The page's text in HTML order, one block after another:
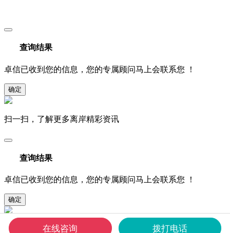
查询结果
卓信已收到您的信息，您的专属顾问马上会联系您 ！
确定
扫一扫，了解更多离岸精彩资讯
查询结果
卓信已收到您的信息，您的专属顾问马上会联系您 ！
确定
扫一扫，了解更多离岸精彩资讯
在线咨询 拨打电话